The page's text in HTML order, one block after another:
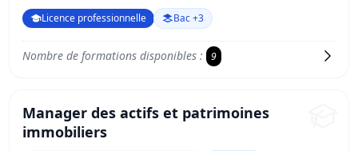
Licence professionnelle Bac +3
Nombre de formations disponibles : 9
Manager des actifs et patrimoines
immobiliers